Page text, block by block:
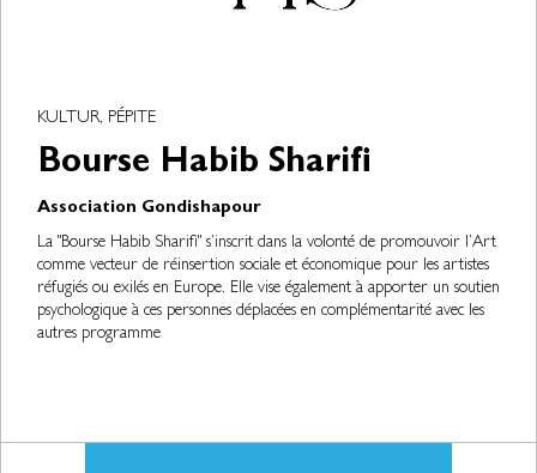
KULTUR, PÉPITE
Bourse Habib Sharifi
Association Gondishapour
La "Bourse Habib Sharifi" s’inscrit dans la volonté de promouvoir l’Art
comme vecteur de réinsertion sociale et économique pour les artistes
réfugiés ou exilés en Europe. Elle vise également à apporter un soutien
psychologique à ces personnes déplacées en complémentarité avec les
autres programme